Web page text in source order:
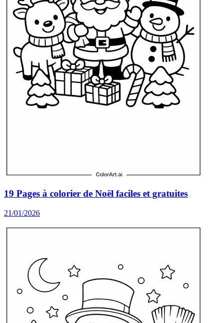
19 Pages à colorier de Noël faciles et gratuites
21/01/2026